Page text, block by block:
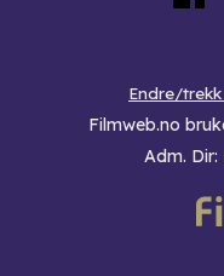
Endre/
Filmweb.no
Adm.